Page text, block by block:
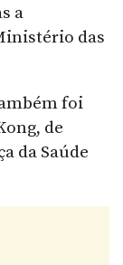
a
das
foi
de
da Saúde